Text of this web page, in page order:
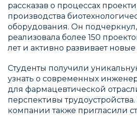
рассказав о процессах
производства
оборудования. Он подчеркнул,
реализовала более 150
лет и активно развивает
Студенты получили
узнать о современных
для фармацевтической
перспективы
компании также пригласили